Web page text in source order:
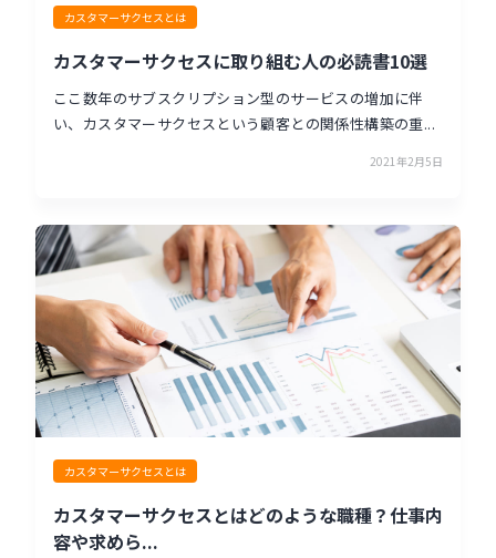
カスタマーサクセスとは
カスタマーサクセスに取り組む人の必読書10選
ここ数年のサブスクリプション型のサービスの増加に伴
い、カスタマーサクセスという顧客との関係性構築の重...
2021年2月5日
カスタマーサクセスとは
カスタマーサクセスとはどのような職種？仕事内
容や求めら...